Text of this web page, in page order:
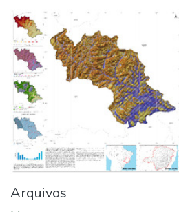
Arquivos